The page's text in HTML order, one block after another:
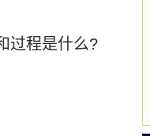
过程是什么?